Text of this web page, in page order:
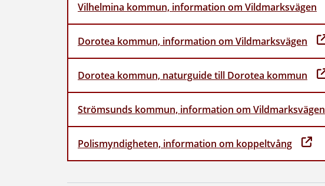
Vilhelmina kommun, information om Vildmarksvägen
Dorotea kommun, information om Vildmarksvägen
Dorotea kommun, naturguide till Dorotea kommun
Strömsunds kommun, information om Vildmarksvägen
Polismyndigheten, information om koppeltvång